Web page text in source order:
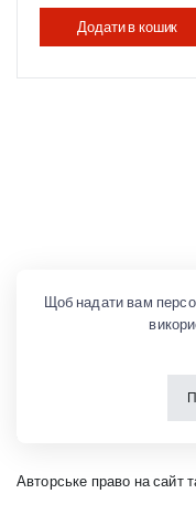
Додати в кошик
Авторське право на сайт
Щоб надати вам